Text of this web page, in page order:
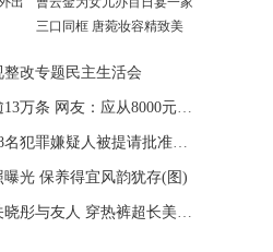
三口同框 唐菀妆容精致美
改专题民主生活会
个税改革征集意见逾13万条 网友：应从8000元起征
长春长生高某芳等18名犯罪嫌疑人被提请批准逮捕
光 保养得宜风韵犹存(图)
网友首尔街头偶遇关晓彤与友人 穿热裤超长美腿抢镜